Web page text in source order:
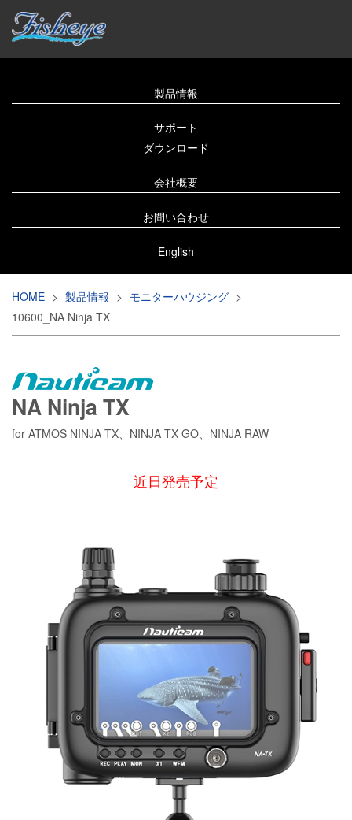
製品情報
サポート
ダウンロード
会社概要
お問い合わせ
English
HOME > 製品情報 > モニターハウジング >
10600_NA Ninja TX
NA Ninja TX
for ATMOS NINJA TX、NINJA TX GO、NINJA RAW
近日発売予定